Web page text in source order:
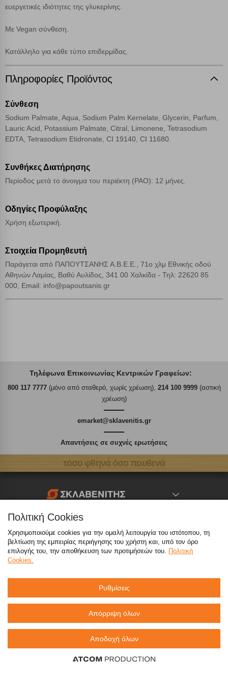
ευεργετικές ιδιότητες της γλυκερίνης.
Με Vegan σύνθεση.
Κατάλληλο για κάθε τύπο επιδερμίδας.
Πληροφορίες Προϊόντος
Σύνθεση
Sodium Palmate, Aqua, Sodium Palm Kernelate, Glycerin, Parfum,
Lauric Acid, Potassium Palmate, Citral, Limonene, Tetrasodium
EDTA, Tetrasodium Etidronate, CI 19140, CI 11680.
Συνθήκες Διατήρησης
Περίοδος μετά το άνοιγμα του περιέκτη (PAO): 12 μήνες.
Οδηγίες Προφύλαξης
Χρήση εξωτερική.
Στοιχεία Προμηθευτή
Παράγεται από ΠΑΠΟΥΤΣΑΝΗΣ Α.Β.Ε.Ε., 71ο χλμ Εθνικής οδού
Αθηνών Λαμίας, Βαθύ Αυλίδος, 341 00 Χαλκίδα - Τηλ: 22620 85
000, Email: info@papoutsanis.gr
Τηλέφωνα Επικοινωνίας Κεντρικών Γραφείων:
800 117 7777(μόνο από σταθερό, χωρίς χρέωση), 214 100 9999(αστική
χρέωση)
emarket@sklavenitis.gr
Απαντήσεις σε συχνές ερωτήσεις
τόσο φθηνά όσο πουθενά
Καταστήματα
eMarket
214 100 9999 (αστική χρέωση)
Πολιτική Cookies CCTV Sitemap
Πολιτική Cookies
Χρησιμοποιούμε cookies για την ομαλή λειτουργία του ιστότοπου, τη
βελτίωση της εμπειρίας περιήγησης του χρήστη και, υπό τον όρο
επιλογής του, την αποθήκευση των προτιμήσεών του. Πολιτική
Cookies.
Ρυθμίσεις
Απόρριψη όλων
Αποδοχή όλων
Cookies στόχευσης
Cookies απόδοσης
Απολύτως απαραίτητα cookies
Αποθήκευση ρυθμίσεων
Απόρριψη όλων